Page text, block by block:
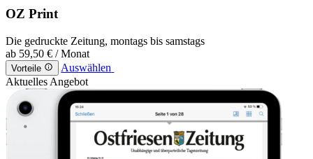
OZ Print
Die gedruckte Zeitung, montags bis samstags
ab 59,50 € / Monat
Vorteile
Auswählen
Aktuelles Angebot